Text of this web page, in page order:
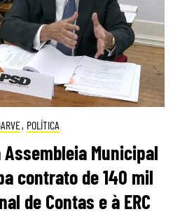
, POLÍTICA
Assembleia Municipal
contrato de 140 mil
de Contas e à ERC